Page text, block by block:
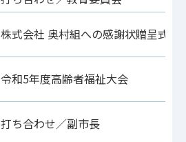
株式会社 奥村組への感謝状贈呈式
令和5年度高齢者福祉大会
打ち合わせ／副市長